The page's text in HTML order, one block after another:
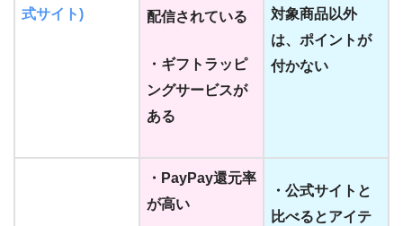
式サイト)
配信されている
・ギフトラッピ
ングサービスが
ある
対象商品以外
は、ポイントが
付かない
・PayPay還元率
が高い
・公式サイトと
比べるとアイテ